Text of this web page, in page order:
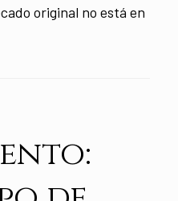
original no está en